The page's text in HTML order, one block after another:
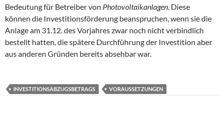
Bedeutung für Betreiber von Photovoltaikanlagen . Diese
können die Investitionsförderung beanspruchen, wenn sie die
Anlage am 31.12. des Vorjahres zwar noch nicht verbindlich
bestellt hatten, die spätere Durchführung der Investition aber
aus anderen Gründen bereits absehbar war.
INVESTITIONSABZUGSBETRAGS VORAUSSETZUNGEN